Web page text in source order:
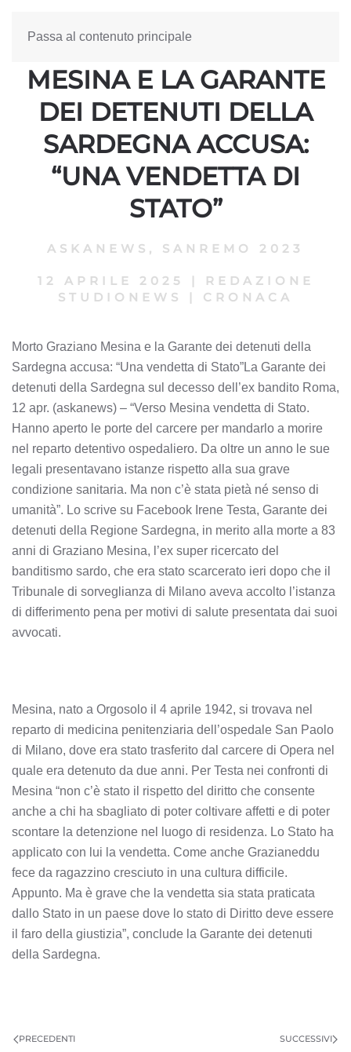
Passa al contenuto principale
MORTO GRAZIANO
MESINA E LA GARANTE
DEI DETENUTI DELLA
SARDEGNA ACCUSA:
“UNA VENDETTA DI
STATO”
ASKANEWS , SANREMO 2023
12 APRILE 2025 |
REDAZIONE
STUDIONEWS
| CRONACA
Morto Graziano Mesina e la Garante dei detenuti della
Sardegna accusa: “Una vendetta di Stato”La Garante dei
detenuti della Sardegna sul decesso dell’ex bandito Roma,
12 apr. (askanews) – “Verso Mesina vendetta di Stato.
Hanno aperto le porte del carcere per mandarlo a morire
nel reparto detentivo ospedaliero. Da oltre un anno le sue
legali presentavano istanze rispetto alla sua grave
condizione sanitaria. Ma non c’è stata pietà né senso di
umanità”. Lo scrive su Facebook Irene Testa, Garante dei
detenuti della Regione Sardegna, in merito alla morte a 83
anni di Graziano Mesina, l’ex super ricercato del
banditismo sardo, che era stato scarcerato ieri dopo che il
Tribunale di sorveglianza di Milano aveva accolto l’istanza
di differimento pena per motivi di salute presentata dai suoi
avvocati.
Mesina, nato a Orgosolo il 4 aprile 1942, si trovava nel
reparto di medicina penitenziaria dell’ospedale San Paolo
di Milano, dove era stato trasferito dal carcere di Opera nel
quale era detenuto da due anni. Per Testa nei confronti di
Mesina “non c’è stato il rispetto del diritto che consente
anche a chi ha sbagliato di poter coltivare affetti e di poter
scontare la detenzione nel luogo di residenza. Lo Stato ha
applicato con lui la vendetta. Come anche Grazianeddu
fece da ragazzino cresciuto in una cultura difficile.
Appunto. Ma è grave che la vendetta sia stata praticata
dallo Stato in un paese dove lo stato di Diritto deve essere
il faro della giustizia”, conclude la Garante dei detenuti
della Sardegna.
PRECEDENTI SUCCESSIVI